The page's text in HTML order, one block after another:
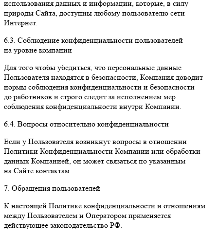
использования данных и информации, которые, в силу
природы Сайта, доступны любому пользователю сети
Интернет.
6.3. Соблюдение конфиденциальности пользователей
на уровне компании
Для того чтобы убедиться, что персональные данные
Пользователя находятся в безопасности, Компания доводит
нормы соблюдения конфиденциальности и безопасности
до работников и строго следит за исполнением мер
соблюдения конфиденциальности внутри Компании.
6.4. Вопросы относительно конфиденциальности
Если у Пользователя возникнут вопросы в отношении
Политики Конфиденциальности Компании или обработки
данных Компанией, он может связаться по указанным
на Сайте контактам.
7. Обращения пользователей
К настоящей Политике конфиденциальности и отношениям
между Пользователем и Оператором применяется
действующее законодательство РФ.